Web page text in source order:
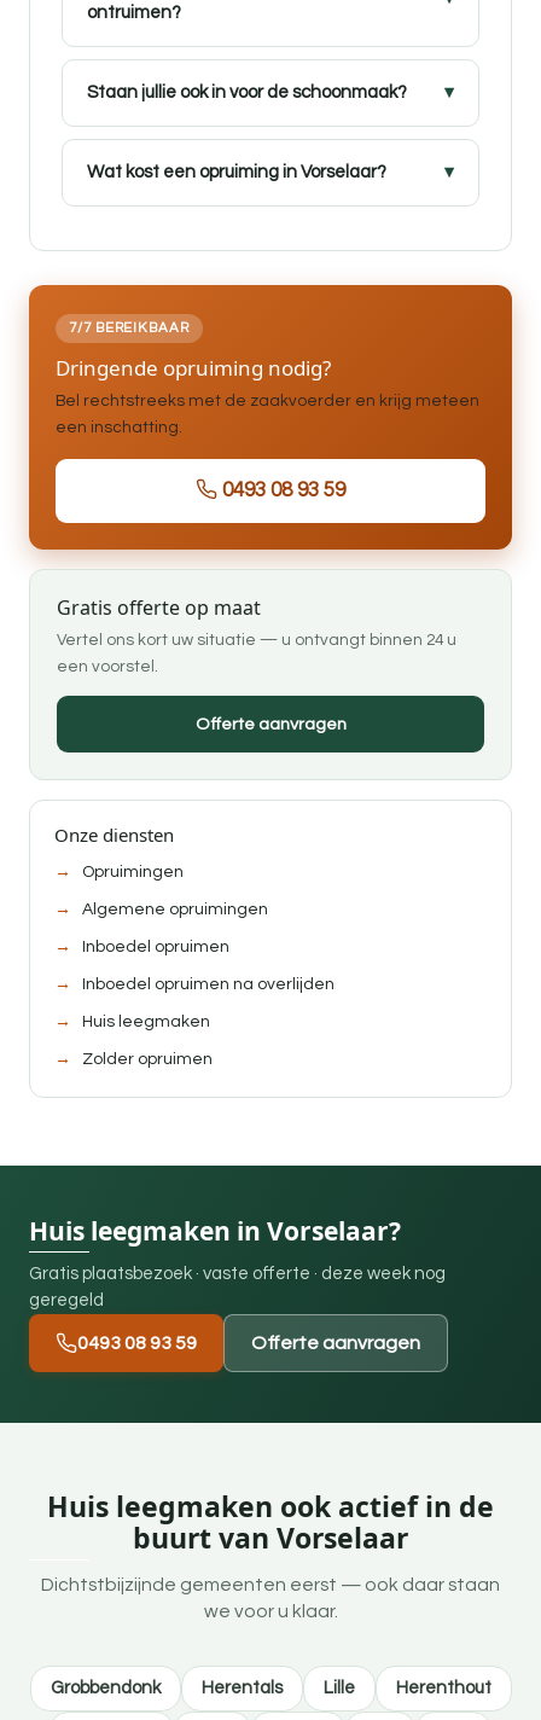
ontruimen?
Staan jullie ook in voor de schoonmaak?
Wat kost een opruiming in Vorselaar?
7/7 BEREIKBAAR
Dringende opruiming nodig?
Bel rechtstreeks met de zaakvoerder en krijg meteen
een inschatting.
0493 08 93 59
Gratis offerte op maat
Vertel ons kort uw situatie — u ontvangt binnen 24 u
een voorstel.
Offerte aanvragen
Onze diensten
Opruimingen
Algemene opruimingen
Inboedel opruimen
Inboedel opruimen na overlijden
Huis leegmaken
Zolder opruimen
Huis leegmaken in Vorselaar?
Gratis plaatsbezoek · vaste offerte · deze week nog
geregeld
0493 08 93 59 Offerte aanvragen
Huis leegmaken ook actief in de
buurt van Vorselaar
Dichtstbijzijnde gemeenten eerst — ook daar staan
we voor u klaar.
Grobbendonk Herentals Lille Herenthout